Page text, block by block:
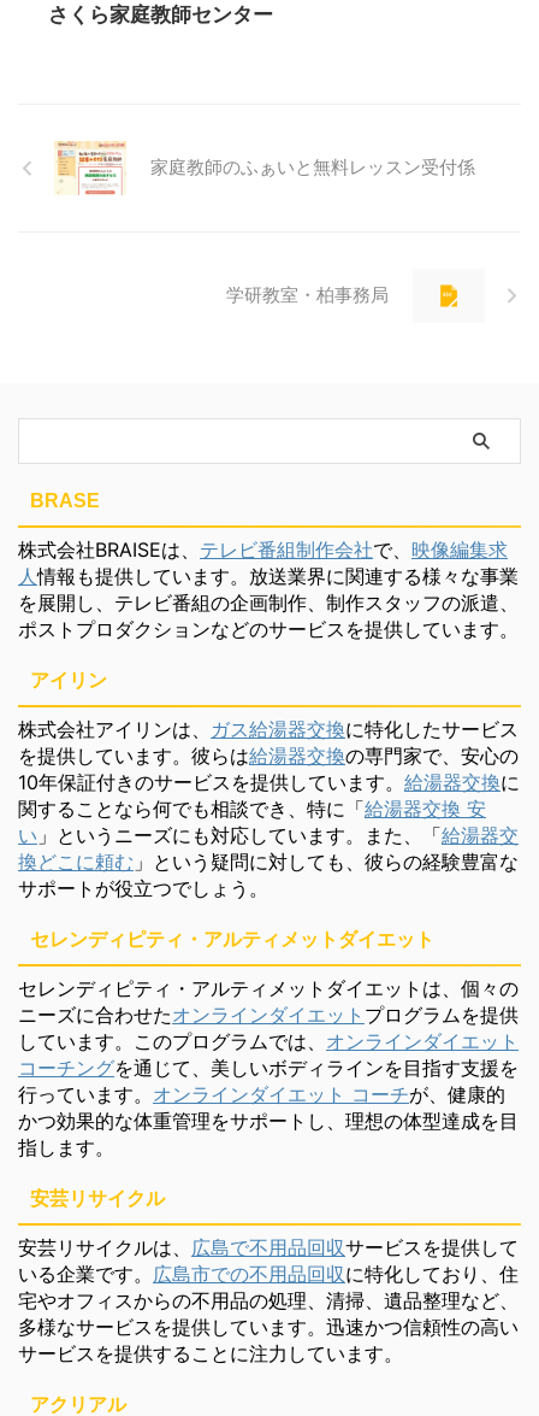
さくら家庭教師センター
家庭教師のふぁいと無料レッスン受付係
学研教室・柏事務局
BRASE
株式会社BRAISEは、 テレビ番組制作会社で、 映像編集求
人情報も提供しています。放送業界に関連する様々な事業
を展開し、テレビ番組の企画制作、制作スタッフの派遣、
ポストプロダクションなどのサービスを提供しています。
アイリン
株式会社アイリンは、 ガス給湯器交換に特化したサービス
を提供しています。彼らは給湯器交換の専門家で、安心の
10年保証付きのサービスを提供しています。 給湯器交換に
関することなら何でも相談でき、特に「給湯器交換 安
い 」というニーズにも対応しています。また、「給湯器交
換どこに頼む 」という疑問に対しても、彼らの経験豊富な
サポートが役立つでしょう。
セレンディピティ・アルティメットダイエット
セレンディピティ・アルティメットダイエットは、個々の
ニーズに合わせたオンラインダイエット プログラムを提供
しています。このプログラムでは、 オンラインダイエット
コーチングを通じて、美しいボディラインを目指す支援を
行っています。 オンラインダイエット コーチが、健康的
かつ効果的な体重管理をサポートし、理想の体型達成を目
指します。
安芸リサイクル
安芸リサイクルは、 広島で不用品回収サービスを提供して
いる企業です。 広島市での不用品回収に特化しており、住
宅やオフィスからの不用品の処理、清掃、遺品整理など、
多様なサービスを提供しています。迅速かつ信頼性の高い
サービスを提供することに注力しています。
アクリアル